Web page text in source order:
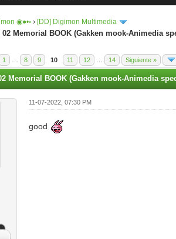
◉●•◦ › [DD] Digimon Multimedia
Memorial BOOK (Gakken mook-Animedia
1 8 9 10 11 12 14 Siguiente »
Memorial BOOK (Gakken mook-Animedia
11-07-2022, 07:30 PM
good